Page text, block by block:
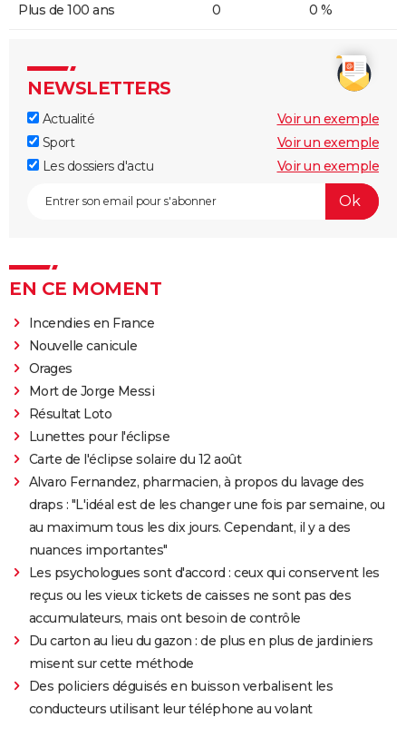
Plus de 100 ans 0 0 %
NEWSLETTERS
Actualité
Voir un exemple
Sport
Voir un exemple
Les dossiers d'actu
Voir un exemple
EN CE MOMENT
Incendies en France
Nouvelle canicule
Orages
Mort de Jorge Messi
Résultat Loto
Lunettes pour l'éclipse
Carte de l'éclipse solaire du 12 août
Alvaro Fernandez, pharmacien, à propos du lavage des
draps : "L'idéal est de les changer une fois par semaine, ou
au maximum tous les dix jours. Cependant, il y a des
nuances importantes"
Les psychologues sont d'accord : ceux qui conservent les
reçus ou les vieux tickets de caisses ne sont pas des
accumulateurs, mais ont besoin de contrôle
Du carton au lieu du gazon : de plus en plus de jardiniers
misent sur cette méthode
Des policiers déguisés en buisson verbalisent les
conducteurs utilisant leur téléphone au volant